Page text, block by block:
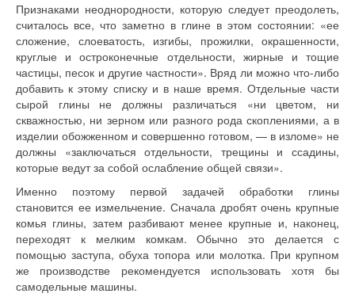
Признаками неоднородности, которую следует преодолеть,
считалось все, что заметно в глине в этом состоянии: «ее
сложение, слоеватость, изгибы, прожилки, окрашенности,
круглые и остроконечные отдельности, жирные и тощие
частицы, песок и другие частности». Вряд ли можно что-либо
добавить к этому списку и в наше время. Отдельные части
сырой глины не должны различаться «ни цветом, ни
скважностью, ни зерном или разного рода скоплениями, а в
изделии обожженном и совершенно готовом, — в изломе» не
должны «заключаться отдельности, трещины и ссадины,
которые ведут за собой ослабление общей связи».
Именно поэтому первой задачей обработки глины
становится ее измельчение. Сначала дробят очень крупные
комья глины, затем разбивают менее крупные и, наконец,
переходят к мелким комкам. Обычно это делается с
помощью заступа, обуха топора или молотка. При крупном
же производстве рекомендуется использовать хотя бы
самодельные машины.